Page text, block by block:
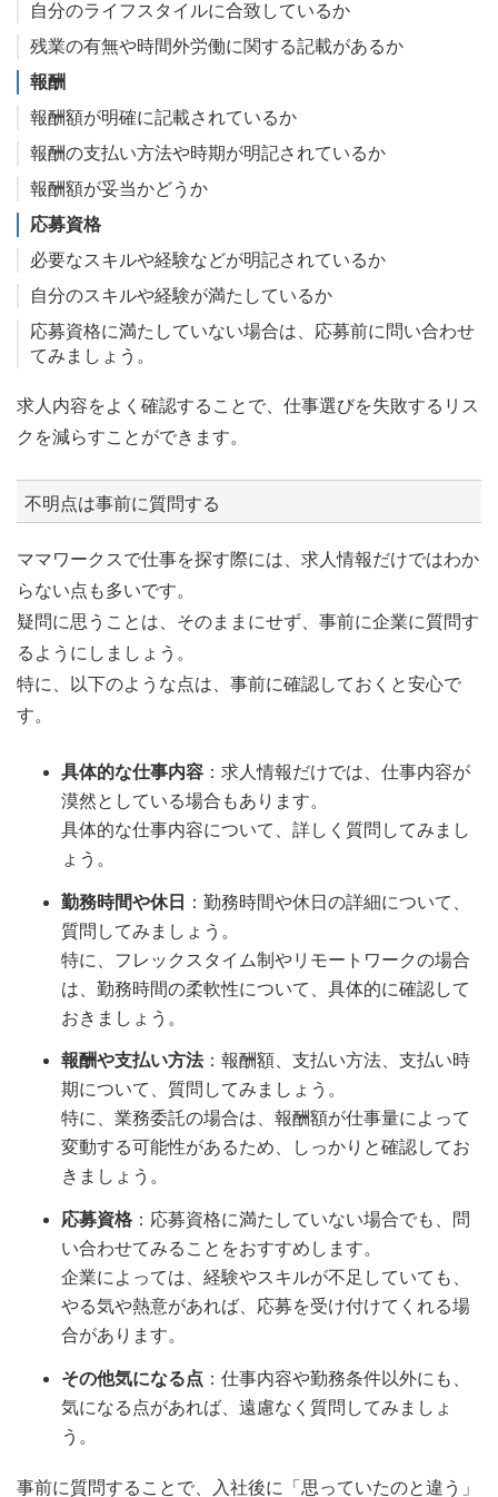
自分のライフスタイルに合致しているか
残業の有無や時間外労働に関する記載があるか
報酬
報酬額が明確に記載されているか
報酬の支払い方法や時期が明記されているか
報酬額が妥当かどうか
応募資格
必要なスキルや経験などが明記されているか
自分のスキルや経験が満たしているか
応募資格に満たしていない場合は、応募前に問い合わせ
てみましょう。
求人内容をよく確認することで、仕事選びを失敗するリス
クを減らすことができます。
不明点は事前に質問する
ママワークスで仕事を探す際には、求人情報だけではわか
らない点も多いです。
疑問に思うことは、そのままにせず、事前に企業に質問す
るようにしましょう。
特に、以下のような点は、事前に確認しておくと安心で
す。
具体的な仕事内容 ：求人情報だけでは、仕事内容が
漠然としている場合もあります。
具体的な仕事内容について、詳しく質問してみまし
ょう。
勤務時間や休日
：勤務時間や休日の詳細について、
質問してみましょう。
特に、フレックスタイム制やリモートワークの場合
は、勤務時間の柔軟性について、具体的に確認して
おきましょう。
報酬や支払い方法：報酬額、支払い方法、支払い時
期について、質問してみましょう。
特に、業務委託の場合は、報酬額が仕事量によって
変動する可能性があるため、しっかりと確認してお
きましょう。
応募資格 ：応募資格に満たしていない場合でも、問
い合わせてみることをおすすめします。
企業によっては、経験やスキルが不足していても、
やる気や熱意があれば、応募を受け付けてくれる場
合があります。
その他気になる点 ：仕事内容や勤務条件以外にも、
気になる点があれば、遠慮なく質問してみましょ
う。
事前に質問することで、入社後に「思っていたのと違う」